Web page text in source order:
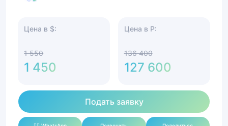
Цена в $:
1 550
1 450
Цена в Р:
136 400
127 600
Подать заявку